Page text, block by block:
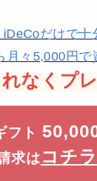
iDeCoだけで十
月々5,000円で
なくプ
フト
求は コチラ